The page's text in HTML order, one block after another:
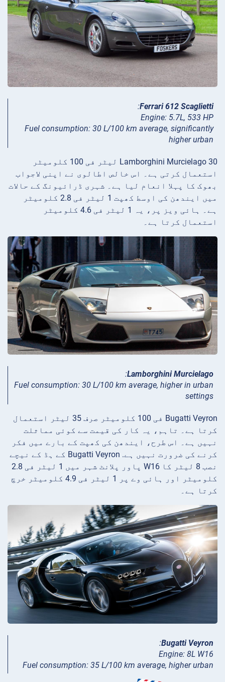
Ferrari 612 Scaglietti
:
Engine: 5.7L, 533 HP
Fuel consumption: 30 L/100 km average, significantly
higher urban
Lamborghini Murcielago 30 لیٹر فی 100 کلومیٹر
استعمال کرتی ہے۔ اس خالص اطالوی نے اپنی لاجواب
بھوک کا پہلا انعام لیا ہے۔ شہری ڈرائیونگ کے حالات
میں ایندھن کی اوسط کھپت 1 لیٹر فی 2.8 کلومیٹر
ہے۔ ہائی ویز پر، یہ 1 لیٹر فی 4.6 کلومیٹر
استعمال کرتا ہے۔
Lamborghini Murcielago
:
Fuel consumption: 30 L/100 km average, higher in urban
settings
Bugatti Veyron فی 100 کلومیٹر صرف 35 لیٹر استعمال
کرتا ہے۔ تاہم، یہ کار کی قیمت سے کوئی مماثلت
نہیں ہے۔ اس طرح، ایندھن کی کھپت کے بارے میں فکر
کرنے کی ضرورت نہیں ہے. Bugatti Veyron کے ہڈ کے نیچے
نصب 8 لیٹر کا W16 پاور پلانٹ شہر میں 1 لیٹر فی 2.8
کلومیٹر اور ہائی وے پر 1 لیٹر فی 4.9 کلومیٹر خرچ
کرتا ہے۔
Bugatti Veyron
:
Engine: 8L W16
Fuel consumption: 35 L/100 km average, higher urban